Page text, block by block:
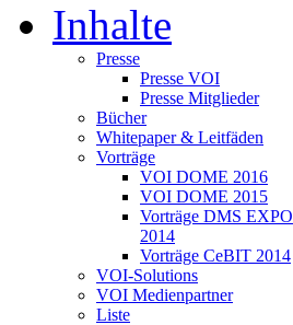
Inhalte
Presse
Presse VOI
Presse Mitglieder
Bücher
Whitepaper & Leitfäden
Vorträge
VOI DOME 2016
VOI DOME 2015
Vorträge DMS EXPO
2014
Vorträge CeBIT 2014
VOI-Solutions
VOI Medienpartner
Liste